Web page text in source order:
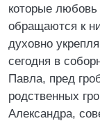
которые
обращаются к
духовно
сегодня в
Павла, пред
родственных
Александра,